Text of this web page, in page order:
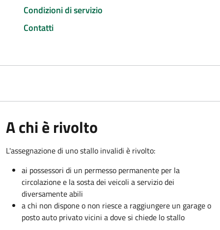
Condizioni di servizio
Contatti
A chi è rivolto
L'assegnazione di uno stallo invalidi è rivolto:
ai possessori di un permesso permanente per la
circolazione e la sosta dei veicoli a servizio dei
diversamente abili
a chi non dispone o non riesce a raggiungere un garage o
posto auto privato vicini a dove si chiede lo stallo